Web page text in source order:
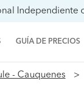
Independiente
GUÍA DE PRECIOS
- Cauquenes